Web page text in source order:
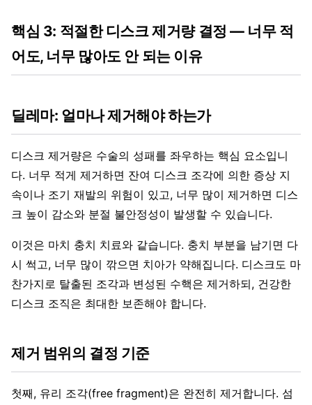
핵심 3: 적절한 디스크 제거량 결정 — 너무 적
어도, 너무 많아도 안 되는 이유
딜레마: 얼마나 제거해야 하는가
디스크 제거량은 수술의 성패를 좌우하는 핵심 요소입니
다. 너무 적게 제거하면 잔여 디스크 조각에 의한 증상 지
속이나 조기 재발의 위험이 있고, 너무 많이 제거하면 디스
크 높이 감소와 분절 불안정성이 발생할 수 있습니다.
이것은 마치 충치 치료와 같습니다. 충치 부분을 남기면 다
시 썩고, 너무 많이 깎으면 치아가 약해집니다. 디스크도 마
찬가지로 탈출된 조각과 변성된 수핵은 제거하되, 건강한
디스크 조직은 최대한 보존해야 합니다.
제거 범위의 결정 기준
첫째, 유리 조각(free fragment)은 완전히 제거합니다. 섬